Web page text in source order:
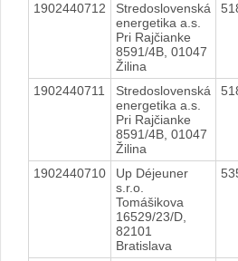
1902440712
Stredoslovenská
energetika a.s.
Pri Rajčianke
8591/4B, 01047
Žilina
1902440711
Stredoslovenská
energetika a.s.
Pri Rajčianke
8591/4B, 01047
Žilina
1902440710
Up Déjeuner
s.r.o.
Tomášikova
16529/23/D,
82101
Bratislava